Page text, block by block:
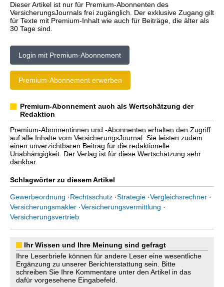
Dieser Artikel ist nur für Premium-Abonnenten des
VersicherungsJournals frei zugänglich. Der exklusive Zugang gilt
für Texte mit Premium-Inhalt wie auch für Beiträge, die älter als
30 Tage sind.
Login mit Premium-Abonnement
Premium-Abonnement erwerben
Premium-Abonnement auch als Wertschätzung der
Redaktion
Premium-Abonnentinnen und -Abonnenten erhalten den Zugriff
auf alle Inhalte vom VersicherungsJournal. Sie leisten zudem
einen unverzichtbaren Beitrag für die redaktionelle
Unabhängigkeit. Der Verlag ist für diese Wertschätzung sehr
dankbar.
Schlagwörter zu diesem Artikel
Gewerbeordnung ·Rechtsschutz ·Strategie ·Vergleichsrechner ·
Versicherungsmakler ·Versicherungsvermittlung ·
Versicherungsvertrieb
Ihr Wissen und Ihre Meinung sind gefragt
Ihre Leserbriefe können für andere Leser eine wesentliche
Ergänzung zu unserer Berichterstattung sein. Bitte
schreiben Sie Ihre Kommentare unter den Artikel in das
dafür vorgesehene Eingabefeld.